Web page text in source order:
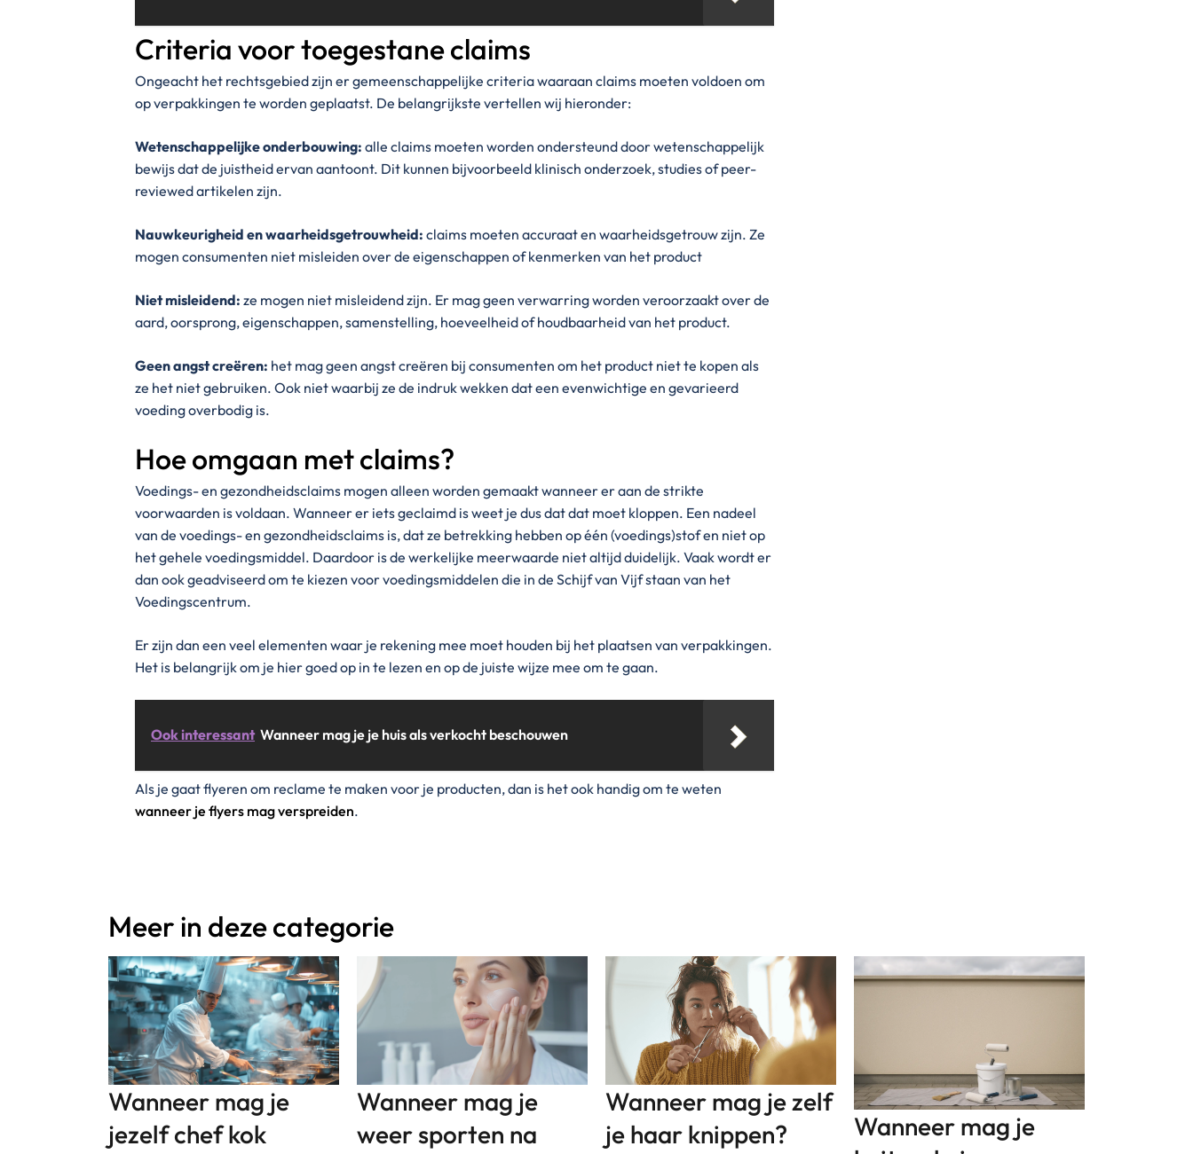
Criteria voor toegestane claims
Ongeacht het rechtsgebied zijn er gemeenschappelijke criteria waaraan claims moeten voldoen om
op verpakkingen te worden geplaatst. De belangrijkste vertellen wij hieronder:
Wetenschappelijke onderbouwing: alle claims moeten worden ondersteund door wetenschappelijk
bewijs dat de juistheid ervan aantoont. Dit kunnen bijvoorbeeld klinisch onderzoek, studies of peer-
reviewed artikelen zijn.
Nauwkeurigheid en waarheidsgetrouwheid: claims moeten accuraat en waarheidsgetrouw zijn. Ze
mogen consumenten niet misleiden over de eigenschappen of kenmerken van het product
Niet misleidend: ze mogen niet misleidend zijn. Er mag geen verwarring worden veroorzaakt over de
aard, oorsprong, eigenschappen, samenstelling, hoeveelheid of houdbaarheid van het product.
Geen angst creëren: het mag geen angst creëren bij consumenten om het product niet te kopen als
ze het niet gebruiken. Ook niet waarbij ze de indruk wekken dat een evenwichtige en gevarieerd
voeding overbodig is.
Hoe omgaan met claims?
Voedings- en gezondheidsclaims mogen alleen worden gemaakt wanneer er aan de strikte
voorwaarden is voldaan. Wanneer er iets geclaimd is weet je dus dat dat moet kloppen. Een nadeel
van de voedings- en gezondheidsclaims is, dat ze betrekking hebben op één (voedings)stof en niet op
het gehele voedingsmiddel. Daardoor is de werkelijke meerwaarde niet altijd duidelijk. Vaak wordt er
dan ook geadviseerd om te kiezen voor voedingsmiddelen die in de Schijf van Vijf staan van het
Voedingscentrum.
Er zijn dan een veel elementen waar je rekening mee moet houden bij het plaatsen van verpakkingen.
Het is belangrijk om je hier goed op in te lezen en op de juiste wijze mee om te gaan.
Ook interessant Wanneer mag je je huis als verkocht beschouwen
Als je gaat flyeren om reclame te maken voor je producten, dan is het ook handig om te weten
wanneer je flyers mag verspreiden.
Meer in deze categorie
Wanneer mag je
jezelf chef kok
Wanneer mag je
weer sporten na
Wanneer mag je zelf
je haar knippen?
Wanneer mag je